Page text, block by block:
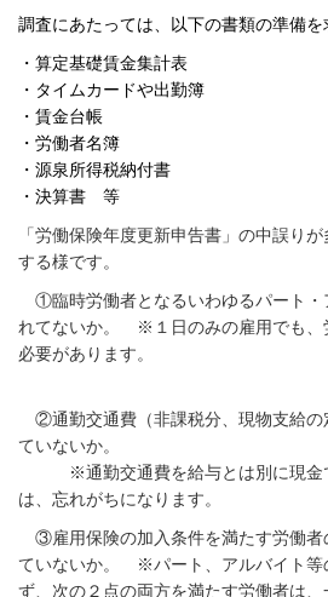
調査にあたっては、以下の書類の準備を
・算定基礎賃金集計表
・タイムカードや出勤簿
・賃金台帳
・労働者名簿
・源泉所得税納付書
・決算書 等
「労働保険年度更新申告書 」の中誤り
する様です。
①臨時労働者となるいわゆるパート・
れてないか。
※１日のみの雇用でも、
必要があります。
②通勤交通費（非課税分、現物支給の
ていないか。
※通勤交通費を給与とは別に現金で
は、忘れがちにな ります。
③雇用保険の加入条件を満たす労働者
ていないか。
※パート、アルバイト等
ず、次の２点の両方を満たす労働者は、